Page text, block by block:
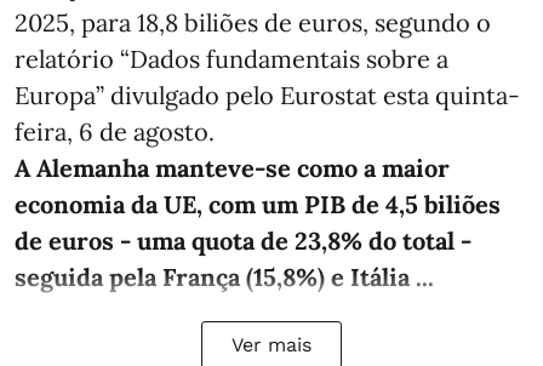
2025, para 18,8 biliões de euros, segundo o
relatório “Dados fundamentais sobre a
Europa” divulgado pelo Eurostat esta quinta-
feira, 6 de agosto.
A Alemanha manteve‑se como a maior
economia da UE, com um PIB de 4,5 biliões
de euros - uma quota de 23,8% do total -
seguida pela França (15,8%) e Itália ...
Ver mais